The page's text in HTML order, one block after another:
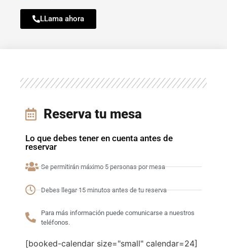
LLama ahora
Reserva tu mesa
Lo que debes tener en cuenta antes de
reservar
Se permitirán máximo 5 personas por mesa
Debes llegar 15 minutos antes de tu reserva
Para más información puede comunicarse a nuestros
teléfonos.
[booked-calendar size="small" calendar=24]